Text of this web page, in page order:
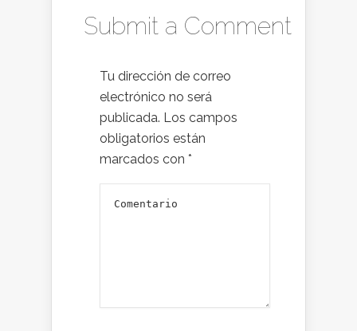
Submit a Comment
Tu dirección de correo
electrónico no será
publicada. Los campos
obligatorios están
marcados con *